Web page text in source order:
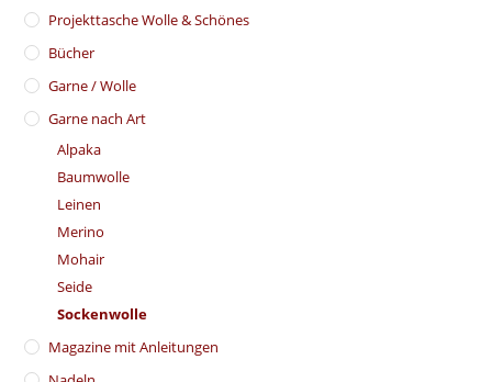
​Projekttasche Wolle & Schönes
Bücher
Garne / Wolle
Garne nach Art
Alpaka
Baumwolle
Leinen
Merino
Mohair
Seide
Sockenwolle
Magazine mit Anleitungen